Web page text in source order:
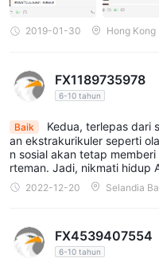
2019-01-30 Hong Kong
FX1189735978
6-10 tahun
Baik
Kedua, terlepas dari
an ekstrakurikuler seperti
n sosial akan tetap
rteman. Jadi, nikmati hidup
2022-12-20 Selandia
FX4539407554
6-10 tahun